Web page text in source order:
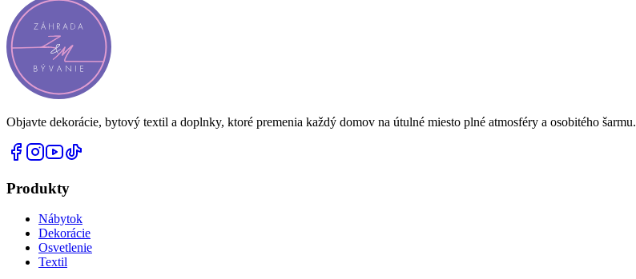
Objavte dekorácie, bytový textil a doplnky, ktoré premenia každý domov na útulné miesto plné atmosféry a osobitého šarmu.
Produkty
Nábytok
Dekorácie
Osvetlenie
Textil